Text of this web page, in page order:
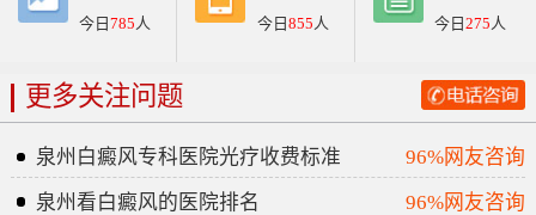
今日785人 今日 855人 今日275人
更多关注问题
泉州白癜风专科医院光疗收费标准
96%网友咨询
泉州看白癜风的医院排名
96%网友咨询